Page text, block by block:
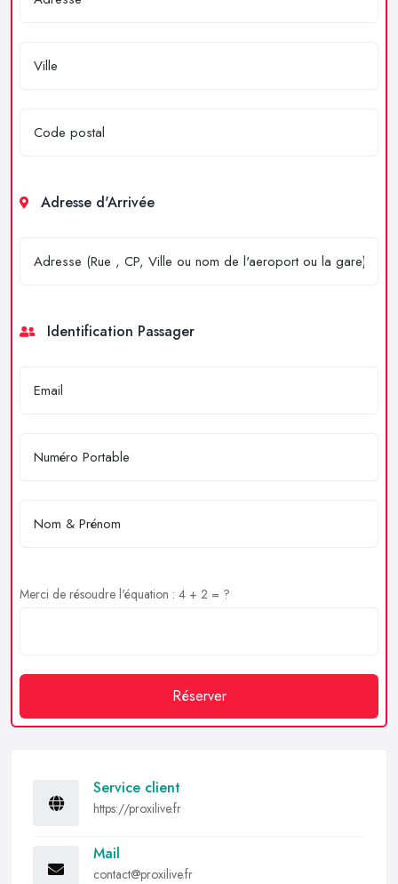
Adresse d'Arrivée
Identification Passager
Merci de résoudre l'équation : 4 + 2 = ?
Réserver
Service client
https://proxilive.fr
Mail
contact@proxilive.fr